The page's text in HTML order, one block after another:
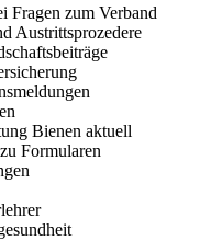
Fragen zum Verband
Austrittsprozedere
Bienen aktuell
Formularen